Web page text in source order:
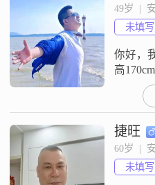
49岁  |
未填写
你好，
高
我的学
20000
感强，
观积极
习惯提
行，平
处中，
捷旺
60岁  |
未填写